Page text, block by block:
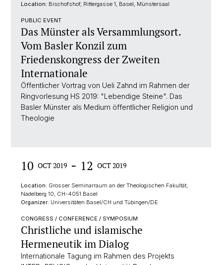
Location: Bischofshof, Rittergasse 1, Basel, Münstersaal
PUBLIC EVENT
Das Münster als Versammlungsort.
Vom Basler Konzil zum
Friedenskongress der Zweiten
Internationale
Öffentlicher Vortrag von Ueli Zahnd im Rahmen der
Ringvorlesung HS 2019: "Lebendige Steine". Das
Basler Münster als Medium öffentlicher Religion und
Theologie
10 OCT 2019 - 12 OCT 2019
Location: Grosser Seminarraum an der Theologischen Fakultät,
Nadelberg 10, CH-4051 Basel
Organizer: Universitäten Basel/CH und Tübingen/DE
CONGRESS / CONFERENCE / SYMPOSIUM
Christliche und islamische
Hermeneutik im Dialog
Internationale Tagung im Rahmen des Projekts